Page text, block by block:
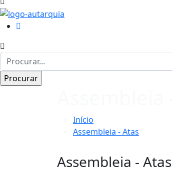
Início
Assembleia - Atas
Assembleia - Atas